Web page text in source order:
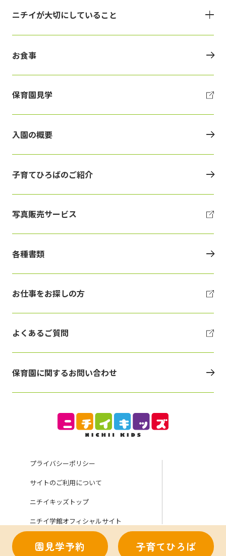
園見学予約 子育てひろば
プライバシーポリシー
サイトのご利用について
ニチイキッズトップ
ニチイ学館オフィシャルサイト
Copyright (C) Nichii Gakkan Company. All rights reserved.
ニチイが大切にしていること
お食事
保育園見学
入園の概要
子育てひろばのご紹介
写真販売サービス
各種書類
お仕事をお探しの方
よくあるご質問
保育園に関するお問い合わせ